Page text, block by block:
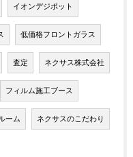
イオンデジポット
低価格フロントガラス
査定 ネクサス株式会社
フィルム施工ブース
ーム ネクサスのこだわり